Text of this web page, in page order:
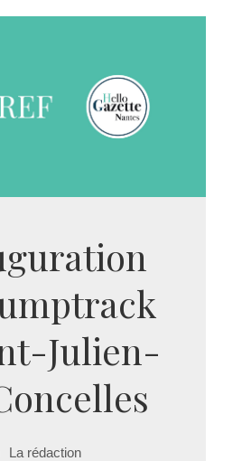
Julien-
La rédaction